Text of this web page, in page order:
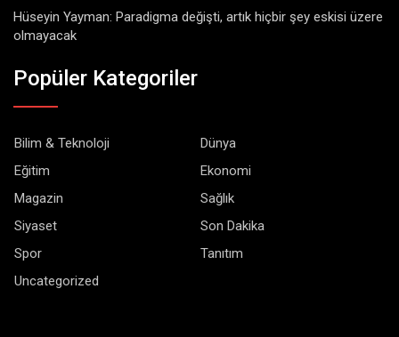
Hüseyin Yayman: Paradigma değişti, artık hiçbir şey eskisi üzere
olmayacak
Popüler Kategoriler
Bilim & Teknoloji
Dünya
Eğitim
Ekonomi
Magazin
Sağlık
Siyaset
Son Dakika
Spor
Tanıtım
Uncategorized